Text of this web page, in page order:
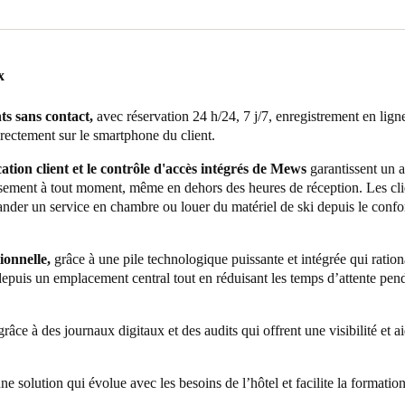
confort des clients, la rationalisation des opérations était également
particulier compte tenu des fluctuations saisonnières importantes des
Cela a assuré une expérience plus pratique maintenant tout en
à son intégration PMS transparente et à sa prise en charge d’un
peuvent désormais accéder aux chambres et à tous les équipements
HHG a unifié avec succès l’expérience invité dans tous ses
muraux Salto ont été installés à différents endroits. Grâce à ces
déverrouiller les portes des chambres, des onsens, des casiers et
HHG prévoit de déployer les solutions d’accès intelligent de
les propriétés existantes. De plus, chaque propriété de ski-
RFID. Les clients pourront utiliser les mêmes identifiants pour accéder
expirant automatiquement au moment du paiement.
sans contact, avec réservation 24 h/24, 7 j/7, enregistrement en
sur le smartphone du client.
client et le contrôle d'accès intégrés de Mews garantissent un
à tout moment, même en dehors des heures de réception. Les
un service en chambre ou louer du matériel de ski depuis le
grâce à une pile technologique puissante et intégrée qui
un emplacement central tout en réduisant les temps d’attente
à des journaux digitaux et des audits qui offrent une visibilité et
solution qui évolue avec les besoins de l’hôtel et facilite la